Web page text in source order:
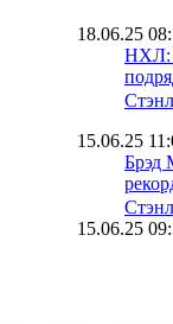
18.06.25
НХЛ:
15.06.25
Брэд
15.06.25